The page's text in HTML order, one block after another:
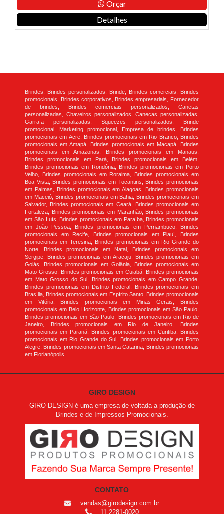
Orçar
Detalhes
Brindes, Brindes personalizados, Brinde, Brindes comerciais, Brindes
promocionais, Brindes corporativos, Brindes empresariais, Fornecedor
de brindes, Brindes comerciais personalizados, Canetas
personalizadas, Chaveiros personalizados, Canecas personalizadas,
Garrafa personalizadas, Squeezes personalizados, Brinde
promocional, Marketing promocional, Empresa de brindes, Brindes
promocionais em Acre, Brindes promocionais em Rio Branco, Brindes
promocionais em Amapá, Brindes promocionais em Macapá, Brindes
promocionais em Amazonas, Brindes promocionais em Manaus,
Brindes promocionais em Pará, Brindes promocionais em Belém,
Brindes promocionais em Rondônia, Brindes promocionais em Porto
Velho, Brindes promocionais em Roraima, Brindes promocionais em
Boa Vista, Brindes promocionais em Tocantins, Brindes promocionais
em Palmas, Brindes promocionais em Alagoas, Brindes promocionais
em Maceió, Brindes promocionais em Bahia, Brindes promocionais em
Salvador, Brindes promocionais em Ceará, Brindes promocionais em
Fortaleza, Brindes promocionais em Maranhão, Brindes promocionais
em São Luís, Brindes promocionais em Paraíba, Brindes promocionais
em João Pessoa, Brindes promocionais em Pernambuco, Brindes
promocionais em Recife, Brindes promocionais em Piauí, Brindes
promocionais em Teresina, Brindes promocionais em Rio Grande do
Norte, Brindes promocionais em Natal, Brindes promocionais em
Sergipe, Brindes promocionais em Aracaju, Brindes promocionais em
Goiás, Brindes promocionais em Goiânia, Brindes promocionais em
Mato Grosso, Brindes promocionais em Cuiabá, Brindes promocionais
em Mato Grosso do Sul, Brindes promocionais em Campo Grande,
Brindes promocionais em Distrito Federal, Brindes promocionais em
Brasília, Brindes promocionais em Espírito Santo, Brindes promocionais
em Vitória, Brindes promocionais em Minas Gerais, Brindes
promocionais em Belo Horizonte, Brindes promocionais em São Paulo,
Brindes promocionais em São Paulo, Brindes promocionais em Rio de
Janeiro, Brindes promocionais em Rio de Janeiro, Brindes
promocionais em Paraná, Brindes promocionais em Curitiba, Brindes
promocionais em Rio Grande do Sul, Brindes promocionais em Porto
Alegre, Brindes promocionais em Santa Catarina, Brindes promocionais
em Florianópolis
GIRO DESIGN
GIRO DESIGN é uma empresa de voltada a produção de
Brindes e de Impressos Promocionais.
CONTATO
vendas@girodesign.com.br
11 2281-0020